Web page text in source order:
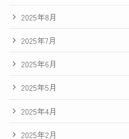
2025年8月
2025年7月
2025年6月
2025年5月
2025年4月
2025年2月